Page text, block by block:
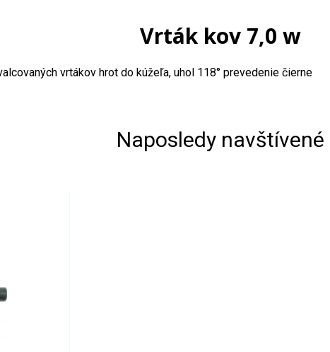
Vrták kov 7,0 w
vrtákov hrot do kúžeľa, uhol 118° prevedenie čierne
Naposledy navštívené